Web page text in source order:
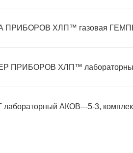
ПРИБОРОВ ХЛП™ газовая
ПРИБОРОВ ХЛП™
АКОВ---5-3,